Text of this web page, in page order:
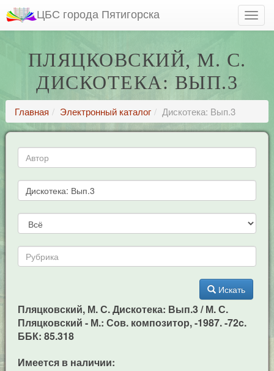
ЦБС города Пятигорска
ПЛЯЦКОВСКИЙ, М. С.
ДИСКОТЕКА: ВЫП.3
Главная Электронный каталог Дискотека: Вып.3
Искать
Пляцковский, М. С. Дискотека: Вып.3 / М. С.
Пляцковский - М.: Сов. композитор, -1987. -72c.
ББК: 85.318
Имеется в наличии: